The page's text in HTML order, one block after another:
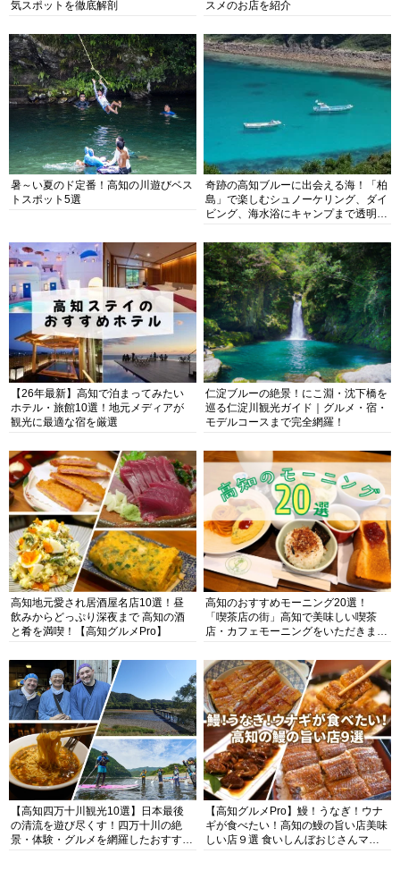
気スポットを徹底解剖 スメのお店を紹介
暑～い夏のド定番！高知の川遊びベス
トスポット5選
奇跡の高知ブルーに出会える海！「柏
島」で楽しむシュノーケリング、ダイ
ビング、海水浴にキャンプまで透明度
【26年最新】高知で泊まってみたい
ホテル・旅館10選！地元メディアが
観光に最適な宿を厳選
仁淀ブルーの絶景！にこ淵・沈下橋を
巡る仁淀川観光ガイド｜グルメ・宿・
モデルコースまで完全網羅！
高知地元愛され居酒屋名店10選！昼
飲みからどっぷり深夜まで 高知の酒
と肴を満喫！【高知グルメPro】
高知のおすすめモーニング20選！
「喫茶店の街」高知で美味しい喫茶
店・カフェモーニングをいただきま
【高知四万十川観光10選】日本最後
の清流を遊び尽くす！四万十川の絶
景・体験・グルメを網羅したおすすめ
【高知グルメPro】鰻！うなぎ！ウナ
ギが食べたい！高知の鰻の旨い店美味
しい店９選 食いしんぼおじさんマッ